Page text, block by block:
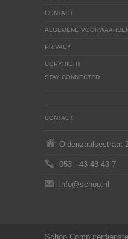
CONTACT
ALGEMENE
PRIVACY
COPYRIGHT
STAY CONNECTED
CONTACT:
Oldenzaalsestraat
053 - 43 43 43 7
info@schoo.nl
Schoo